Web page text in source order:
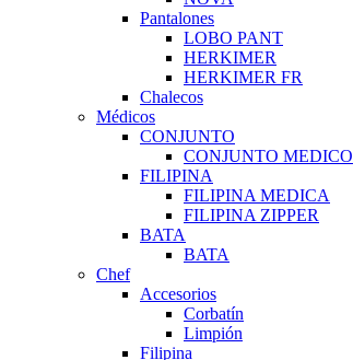
Pantalones
LOBO PANT
HERKIMER
HERKIMER FR
Chalecos
Médicos
CONJUNTO
CONJUNTO MEDICO
FILIPINA
FILIPINA MEDICA
FILIPINA ZIPPER
BATA
BATA
Chef
Accesorios
Corbatín
Limpión
Filipina